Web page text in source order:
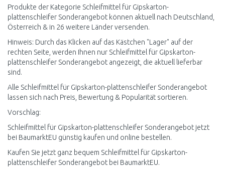
Produkte der Kategorie Schleifmittel für Gipskarton-
plattenschleifer Sonderangebot können aktuell nach Deutschland,
Österreich & in 26 weitere Länder versenden.
Hinweis: Durch das Klicken auf das Kästchen "Lager" auf der
rechten Seite, werden Ihnen nur Schleifmittel für Gipskarton-
plattenschleifer Sonderangebot angezeigt, die aktuell lieferbar
sind.
Alle Schleifmittel für Gipskarton-plattenschleifer Sonderangebot
lassen sich nach Preis, Bewertung & Popularität sortieren.
Vorschlag:
Schleifmittel für Gipskarton-plattenschleifer Sonderangebot jetzt
bei BaumarktEU günstig kaufen und online bestellen.
Kaufen Sie jetzt ganz bequem Schleifmittel für Gipskarton-
plattenschleifer Sonderangebot bei BaumarktEU.